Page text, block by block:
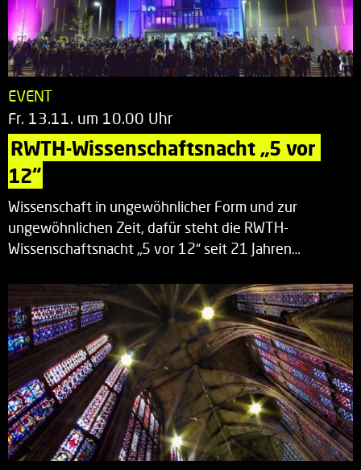
EVENT
Fr. 13.11. um 10.00 Uhr
RWTH-Wissenschaftsnacht „5 vor
12“
Wissenschaft in ungewöhnlicher Form und zur
ungewöhnlichen Zeit, dafür steht die RWTH-
Wissenschaftsnacht „5 vor 12“ seit 21 Jahren…